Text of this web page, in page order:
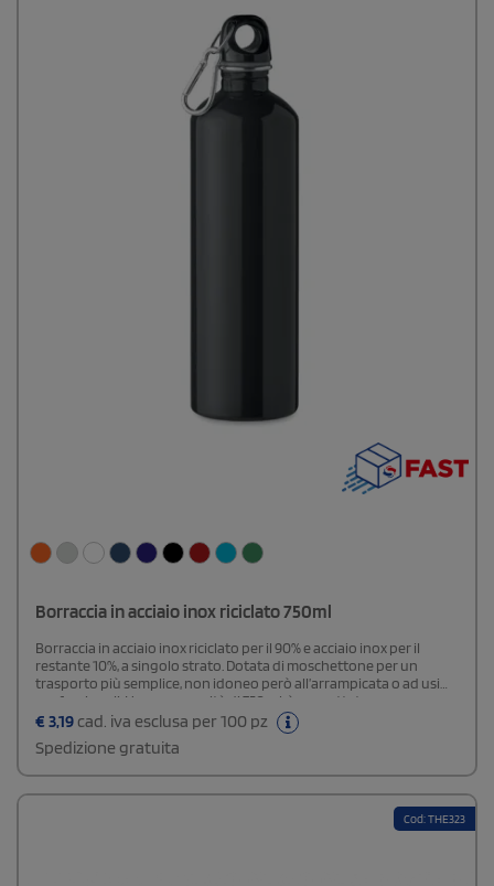
Borraccia in acciaio inox riciclato 750ml
Borraccia in acciaio inox riciclato per il 90% e acciaio inox per il
restante 10%, a singolo strato. Dotata di moschettone per un
trasporto più semplice, non idoneo però all’arrampicata o ad usi
professionali. Ha una capacità di 750 ml, è progettata per essere a
prova di perdite e, permette la stampa a sublimazione
€ 3,19 cad. iva esclusa per 100 pz
Spedizione gratuita
Cod: THE323